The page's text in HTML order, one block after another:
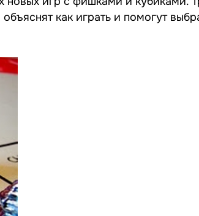
как играть и помогут